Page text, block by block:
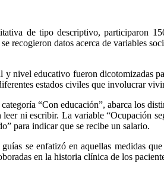
de tipo descriptivo, participaron
recogieron datos acerca de variables
nivel educativo fueron dicotomizadas
estados civiles que involucrar
“Con educación”, abarca los
ni escribir. La variable “Ocupación
para indicar que se recibe un salario.
se enfatizó en aquellas medidas
en la historia clínica de los